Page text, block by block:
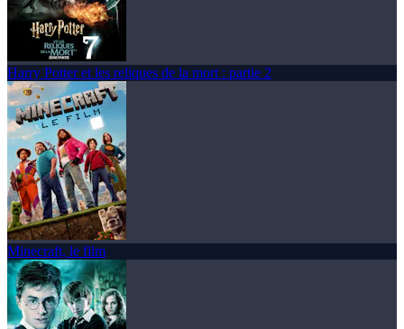
Harry Potter et les reliques de la mort : partie 2
Minecraft, le film